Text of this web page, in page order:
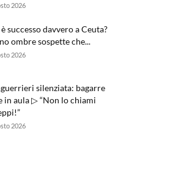
2026
successo davvero a Ceuta?
ombre sospette che...
2026
silenziata: bagarre
in aula ▷ “Non lo chiami
2026